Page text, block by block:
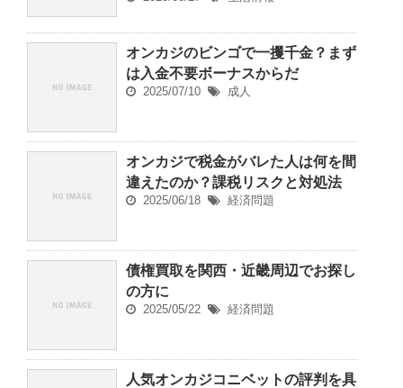
オンカジのビンゴで一攫千金？まず
は入金不要ボーナスからだ
2025/07/10 成人
オンカジで税金がバレた人は何を間
違えたのか？課税リスクと対処法
2025/06/18 経済問題
債権買取を関西・近畿周辺でお探し
の方に
2025/05/22 経済問題
人気オンカジコニベットの評判を具